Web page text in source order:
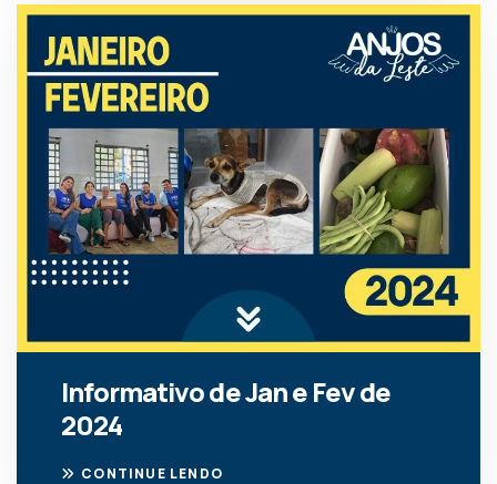
Informativo de Jan e Fev de
2024
CONTINUE LENDO